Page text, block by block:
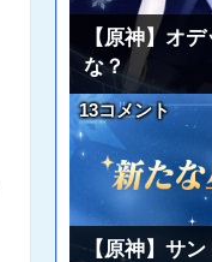
【原神】オ
な？
13コメント
【原神】サン